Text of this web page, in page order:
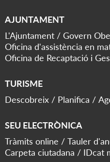
AJUNTAMENT
L'Ajuntament
Govern
Oficina d'assistència en
Oficina de Recaptació i
TURISME
Descobreix
Planifica
SEU ELECTRÒNICA
Tràmits online
Tauler
Carpeta ciutadana
IDcat